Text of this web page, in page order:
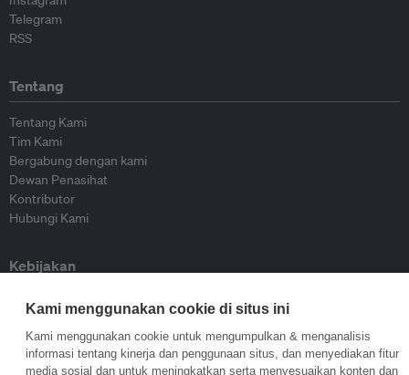
Telegram
RSS
Tentang
Tentang Kami
Tim Kami
Bergabung dengan kami
Dewan Penasihat
Kontributor
Hubungi Kami
Kebijakan
Pedoman Penerbitan Ulang
Pedoman Op-ed
Pedoman Rilis Pers
Kebijakan Privasi
Kami menggunakan cookie di situs ini
Kami menggunakan cookie untuk mengumpulkan & menganalisis
informasi tentang kinerja dan penggunaan situs, dan menyediakan fitur
media sosial dan untuk meningkatkan serta menyesuaikan konten dan